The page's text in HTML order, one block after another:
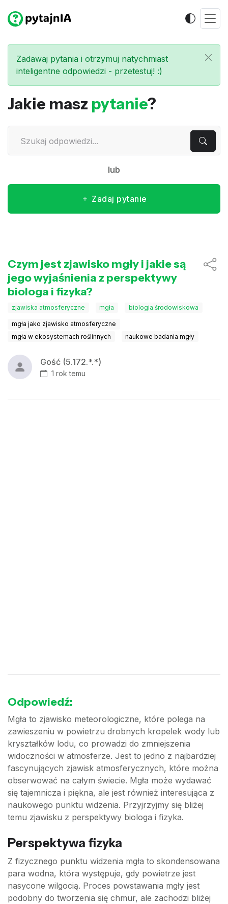
Zadawaj pytania i otrzymuj natychmiast
inteligentne odpowiedzi - przetestuj! :)
Jakie masz pytanie?
lub
Zadaj pytanie
Czym jest zjawisko mgły i jakie są
jego wyjaśnienia z perspektywy
biologa i fizyka?
zjawiska atmosferyczne mgła biologia środowiskowa
mgła jako zjawisko atmosferyczne
mgła w ekosystemach roślinnych
naukowe badania mgły
Gość (5.172.*.*)
1 rok temu
Odpowiedź:
Mgła to zjawisko meteorologiczne, które polega na
zawieszeniu w powietrzu drobnych kropelek wody lub
kryształków lodu, co prowadzi do zmniejszenia
widoczności w atmosferze. Jest to jedno z najbardziej
fascynujących zjawisk atmosferycznych, które można
obserwować na całym świecie. Mgła może wydawać
się tajemnicza i piękna, ale jest również interesująca z
naukowego punktu widzenia. Przyjrzyjmy się bliżej
temu zjawisku z perspektywy biologa i fizyka.
Perspektywa fizyka
Z fizycznego punktu widzenia mgła to skondensowana
para wodna, która występuje, gdy powietrze jest
nasycone wilgocią. Proces powstawania mgły jest
podobny do tworzenia się chmur, ale zachodzi bliżej